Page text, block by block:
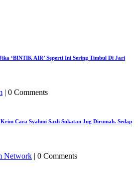
‘BINTIK AIR’ Seperti Ini Sering Timbul Di Jari
| 0 Comments
Cara Syahmi Sazli Sukatan Jug Dirumah. Sedap
Network | 0 Comments